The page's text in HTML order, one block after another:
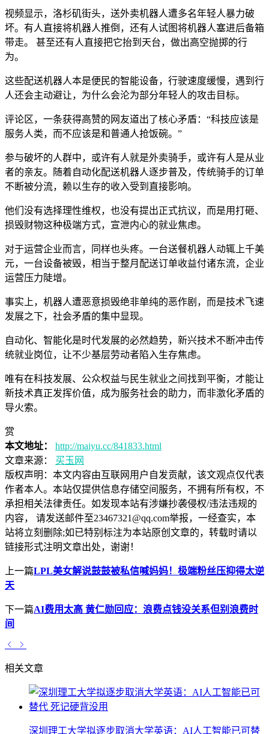
视频显示，洛杉矶街头，送外卖机器人遭多名年轻人暴力破
坏。有人直接将机器人推倒，还有人试图将机器人塞进后备箱
带走。 甚至还有人直接把它抬到天台，做出高空抛掷的行
为。
这些配送机器人本是便民的智能设备，行驶速度缓慢，遇到行
人还会主动避让，为什么会沦为部分年轻人的攻击目标。
评论区，一条获得高赞的网友道出了核心矛盾：“科技应该是
服务人类，而不应该是和普通人抢饭碗。”
参与破坏的人群中，或许有人就是外卖骑手，或许有人是从业
者的亲友。随着自动化配送机器人逐步普及，传统骑手的订单
不断被分流，赖以生存的收入受到直接影响。
他们没有选择理性维权，也没有提出正式抗议，而是用打砸、
损毁财物这种极端方式，宣泄内心的就业焦虑。
对于运营企业而言，同样也头疼。一台送餐机器人动辄上千美
元，一台设备被毁，相当于整月配送订单收益付诸东流，企业
运营压力陡增。
事实上，机器人遭恶意损毁绝非单纯的恶作剧，而是技术飞速
发展之下，社会矛盾的集中显现。
自动化、智能化是时代发展的必然趋势，新兴技术不断冲击传
统就业岗位，让不少基层劳动者陷入生存焦虑。
唯有在科技发展、公众权益与民生就业之间找到平衡，才能让
新技术真正发挥价值，成为服务社会的助力，而非激化矛盾的
导火索。
赏
本文地址：
http://maiyu.cc/841833.html
文章来源：
买玉网
版权声明： 本文内容由互联网用户自发贡献，该文观点仅代表
作者本人。本站仅提供信息存储空间服务，不拥有所有权，不
承担相关法律责任。如发现本站有涉嫌抄袭侵权/违法违规的
内容， 请发送邮件至23467321@qq.com举报，一经查实，本
站将立刻删除;如已特别标注为本站原创文章的，转载时请以
链接形式注明文章出处，谢谢！
上一篇LPL美女解说鼓鼓被私信喊妈妈！极端粉丝压抑得太逆
天
下一篇AI费用太高 黄仁勋回应：浪费点钱没关系但别浪费时
间
相关文章
深圳理工大学拟逐步取消大学英语：AI人工智能已可替